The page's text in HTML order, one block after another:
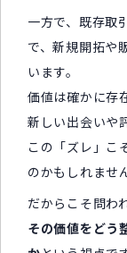
一方で、既存取
で、新規開拓や
います。
価値は確かに存
新しい出会いや
この「ズレ」こ
のかもしれませ
だからこそ問わ
その価値をどう